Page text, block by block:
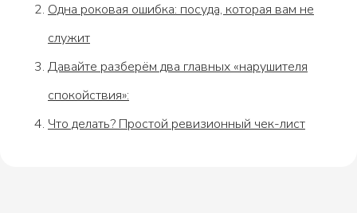
Одна роковая ошибка: посуда, которая вам не
служит
Давайте разберём два главных «нарушителя
спокойствия»:
Что делать? Простой ревизионный чек-лист